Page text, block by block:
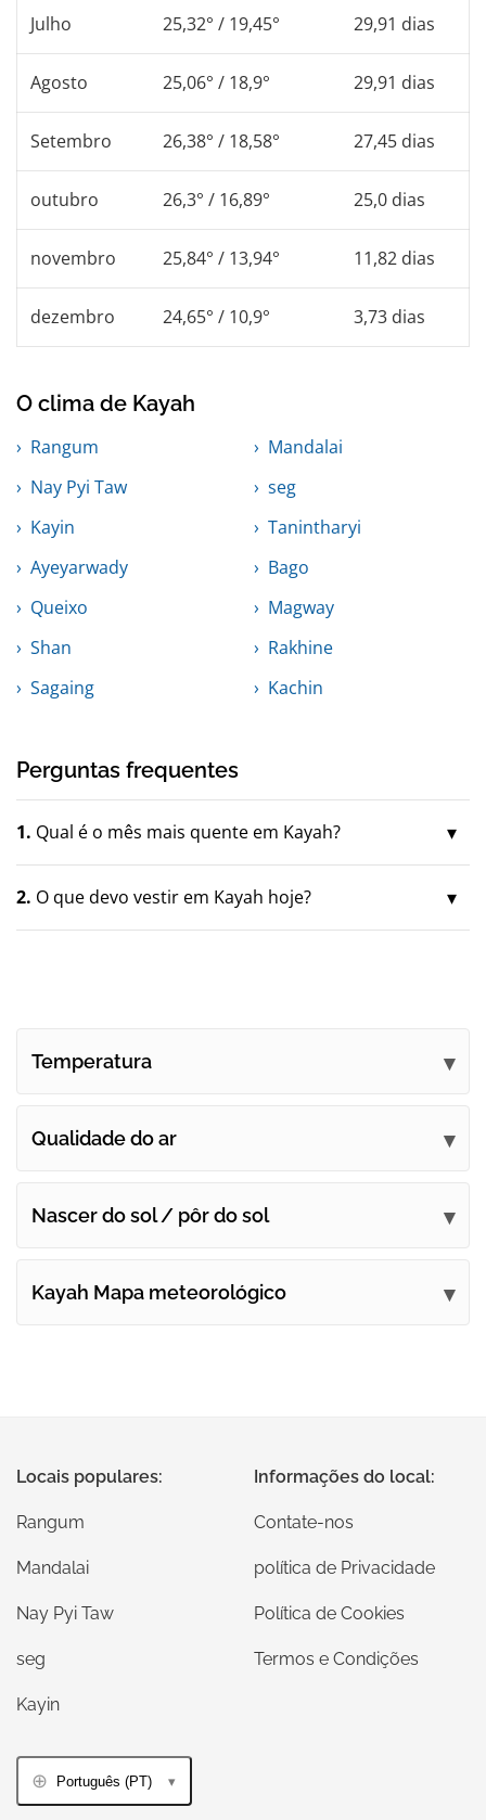
Julho 25,32° / 19,45° 29,91 dias
Agosto 25,06° / 18,9° 29,91 dias
Setembro 26,38° / 18,58° 27,45 dias
outubro 26,3° / 16,89° 25,0 dias
novembro 25,84° / 13,94° 11,82 dias
dezembro 24,65° / 10,9° 3,73 dias
O clima de Kayah
Rangum
Mandalai
Nay Pyi Taw
seg
Kayin
Tanintharyi
Ayeyarwady
Bago
Queixo
Magway
Shan
Rakhine
Sagaing
Kachin
Perguntas frequentes
1. Qual é o mês mais quente em Kayah?
2. O que devo vestir em Kayah hoje?
Temperatura
Qualidade do ar
Nascer do sol / pôr do sol
Kayah Mapa meteorológico
Locais populares:
Rangum
Mandalai
Nay Pyi Taw
seg
Kayin
Informações do local:
Contate-nos
política de Privacidade
Política de Cookies
Termos e Condições
Português (PT)